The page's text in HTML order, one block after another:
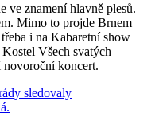
ve znamení hlavně plesů.
Mimo to projde Brnem
i na Kabaretní show
Všech svatých
koncert.